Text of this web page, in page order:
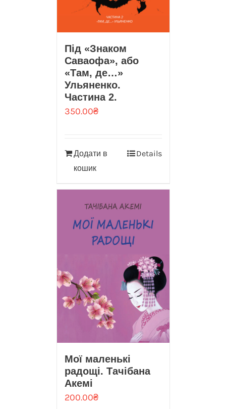
Під «Знаком
Саваофа», або
«Там, де…»
Ульяненко.
Частина 2.
350.00₴
Додати в
кошик
Details
Мої маленькі
радощі. Тачібана
Акемі
200.00₴